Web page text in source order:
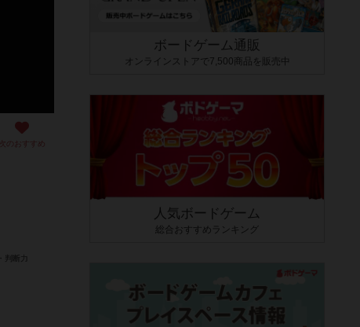
次のおすすめ
ボードゲーム通販
オンラインストアで7,500商品を販売中
人気ボードゲーム
総合おすすめランキング